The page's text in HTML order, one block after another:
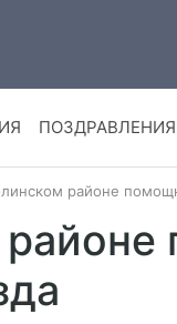
районе